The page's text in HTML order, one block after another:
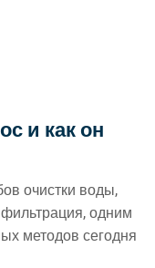
и как он
очистки воды,
фильтрация, одним
методов сегодня